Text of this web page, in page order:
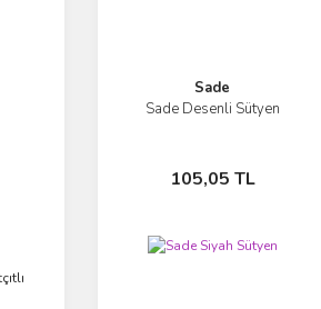
Sade
Sade Desenli Sütyen
105,05 TL
İncele
Sepete Ekle